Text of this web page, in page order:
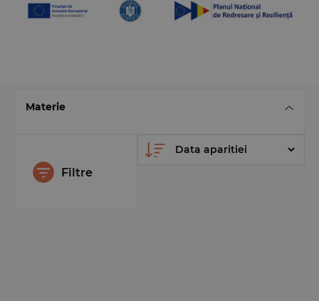
Materie
Filtre